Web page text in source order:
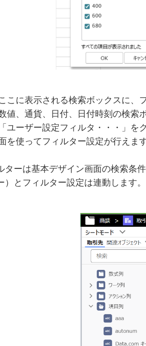
こに表示される検索ボックスに、
値、通貨、日付、日付時刻の検索
「ユーザー設定フィルタ・・・」
を使ってフィルター設定が行えま
ターは基本デザイン画面の検索条
）とフィルター設定は連動します。